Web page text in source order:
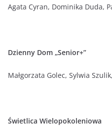
Agata Cyran, Dominika Duda,
Dzienny Dom „Senior+”
Małgorzata Golec, Sylwia
Świetlica Wielopokoleniowa